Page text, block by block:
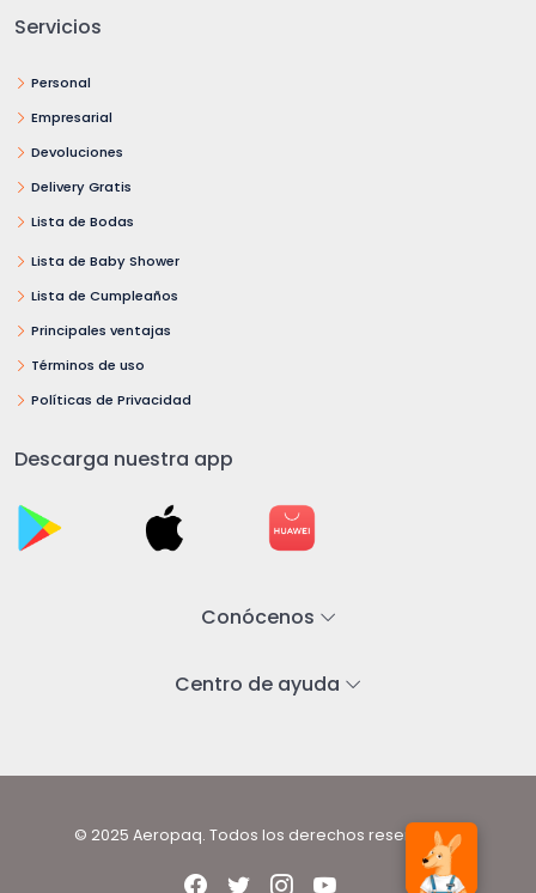
Servicios
Personal
Empresarial
Devoluciones
Delivery Gratis
Lista de Bodas
Lista de Baby Shower
Lista de Cumpleaños
Principales ventajas
Términos de uso
Políticas de Privacidad
Descarga nuestra app
Conócenos
Centro de ayuda
© 2025 Aeropaq. Todos los derechos reservados.